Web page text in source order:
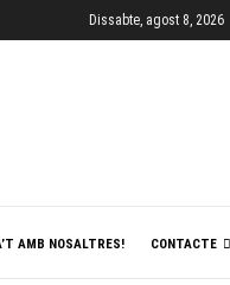
Dissabte, agost 8, 2026
AMB NOSALTRES! CONTACTE